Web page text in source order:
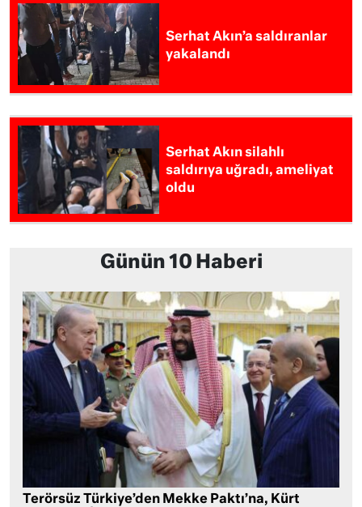
Serhat Akın’a saldıranlar
yakalandı
Serhat Akın silahlı
saldırıya uğradı, ameliyat
oldu
Günün 10 Haberi
Terörsüz Türkiye’den Mekke Paktı’na, Kürt